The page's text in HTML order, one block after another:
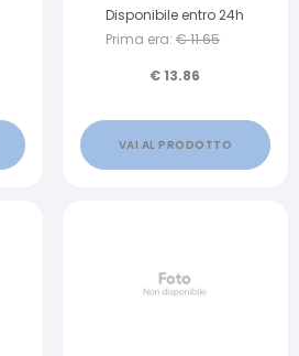
Disponibile entro 24h
Prima era: €11.65
€13.86
VAI AL PRODOTTO